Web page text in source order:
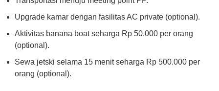
Upgrade kamar dengan fasilitas AC private (optional).
Aktivitas banana boat seharga Rp 50.000 per orang
(optional).
Sewa jetski selama 15 menit seharga Rp 500.000 per
orang (optional).